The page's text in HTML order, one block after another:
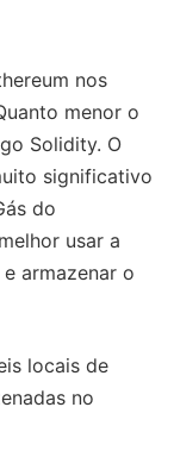
nos
menor o
Solidity. O
significativo
do
usar a
armazenar o
locais de
no